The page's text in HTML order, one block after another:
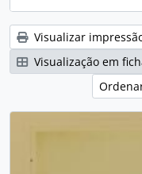
Visualizar
Visualização em